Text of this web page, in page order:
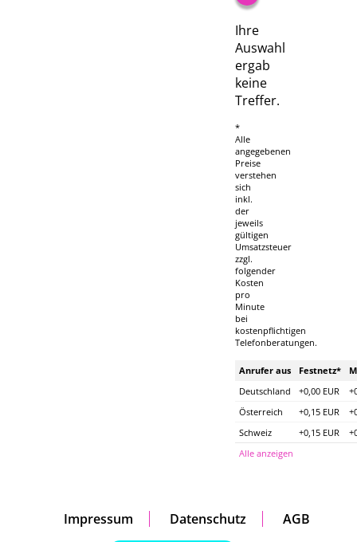
Ihre
Auswahl
ergab
keine
Treffer.
*
Alle
angegebenen
Preise
verstehen
sich
inkl.
der
jeweils
gültigen
Umsatzsteuer
zzgl.
folgender
Kosten
pro
Minute
bei
kostenpflichtigen
Telefonberatungen.
Anrufer aus Festnetz*
Deutschland
+0,00 EUR
Österreich
+0,15 EUR
Schweiz
+0,15 EUR
Alle anzeigen
Impressum Datenschutz AGB